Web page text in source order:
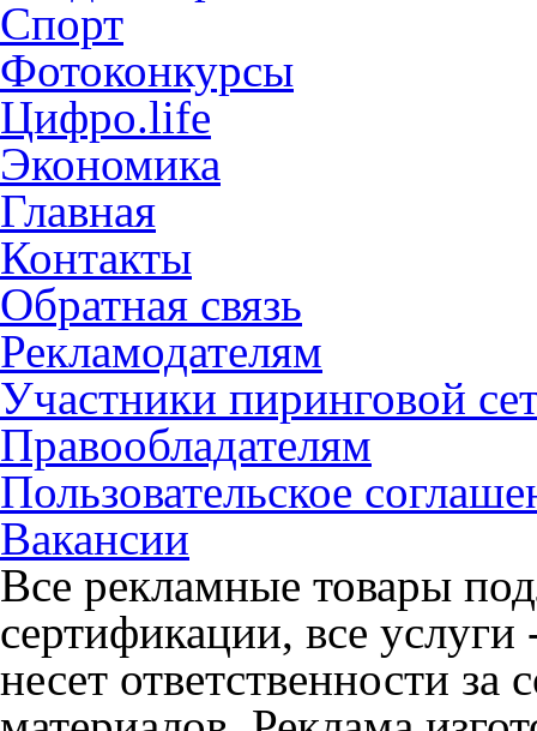
Спорт
Фотоконкурсы
Цифро.life
Экономика
Главная
Контакты
Обратная связь
Рекламодателям
Участники пиринговой
Правообладателям
Пользовательское
Вакансии
Все рекламные товары
сертификации, все
несет ответственности